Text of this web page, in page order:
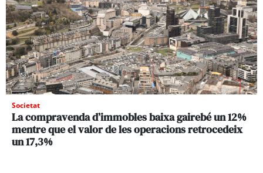
Societat
La compravenda d’immobles baixa gairebé un 12%
mentre que el valor de les operacions retrocedeix
un 17,3%